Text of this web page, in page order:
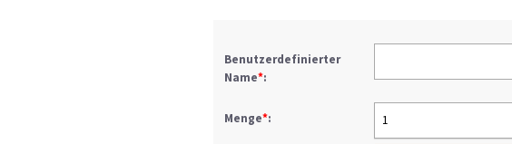
Benutzerdefinierter
Name*:
Menge*: 1